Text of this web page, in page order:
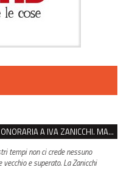
VENTASSO, SÌ ALLA CITTADINANZA ONORARIA A IVA ZANICCHI. MA BARGIACCHI: “È DI PESSIMO GUSTO”
tempi non ci crede nessuno
e superato. La Zanicchi